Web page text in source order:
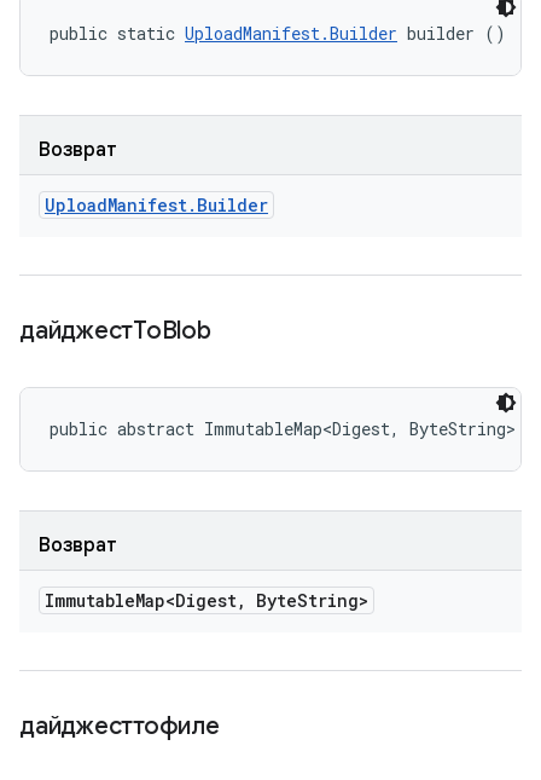
public static UploadManifest.Builder builder ()
Возврат
UploadManifest. Builder
дайджестToBlob
public abstract ImmutableMap<Digest, ByteString>
Возврат
ImmutableMap<Digest, ByteString>
дайджесттофиле